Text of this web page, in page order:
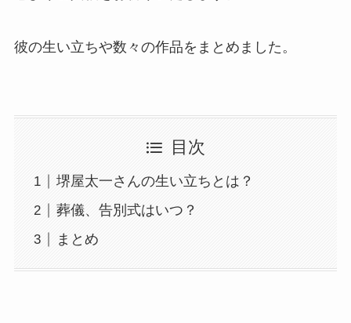
彼の生い立ちや数々の作品をまとめました。
目次
堺屋太一さんの生い立ちとは？
葬儀、告別式はいつ？
まとめ